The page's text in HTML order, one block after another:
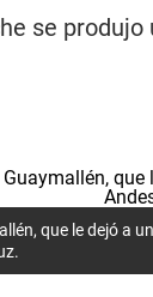
se
que le dejó a